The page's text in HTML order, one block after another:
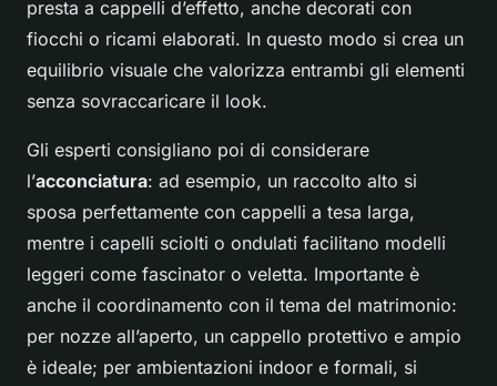
presta a cappelli d’effetto, anche decorati con
fiocchi o ricami elaborati. In questo modo si crea un
equilibrio visuale che valorizza entrambi gli elementi
senza sovraccaricare il look.
Gli esperti consigliano poi di considerare
l’acconciatura: ad esempio, un raccolto alto si
sposa perfettamente con cappelli a tesa larga,
mentre i capelli sciolti o ondulati facilitano modelli
leggeri come fascinator o veletta. Importante è
anche il coordinamento con il tema del matrimonio:
per nozze all’aperto, un cappello protettivo e ampio
è ideale; per ambientazioni indoor e formali, si